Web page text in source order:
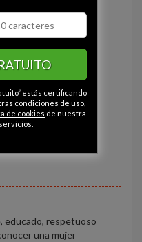
educado, respetuoso
una mujer
estás certificando
condiciones de uso,
de cookies de nuestra